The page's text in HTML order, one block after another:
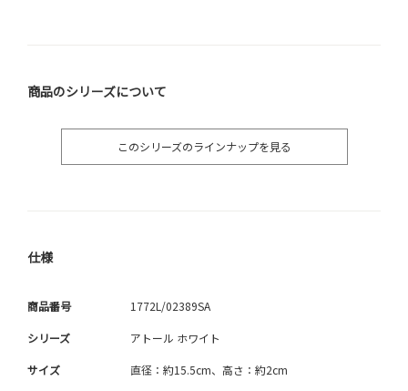
商品のシリーズについて
このシリーズのラインナップを見る
仕様
商品番号 1772L/02389SA
シリーズ アトール ホワイト
サイズ 直径：約15.5cm、高さ：約2cm